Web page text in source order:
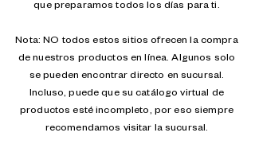
que preparamos todos los días para ti.
Nota: NO todos estos sitios ofrecen la compra
de nuestros productos en línea. Algunos solo
se pueden encontrar directo en sucursal.
Incluso, puede que su catálogo virtual de
productos esté incompleto, por eso siempre
recomendamos visitar la sucursal.